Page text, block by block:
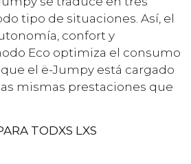
tipo de situaciones. Así, el
confort y
Eco optimiza el consumo
el ë-Jumpy está cargado
mismas prestaciones que
TODXS LXS